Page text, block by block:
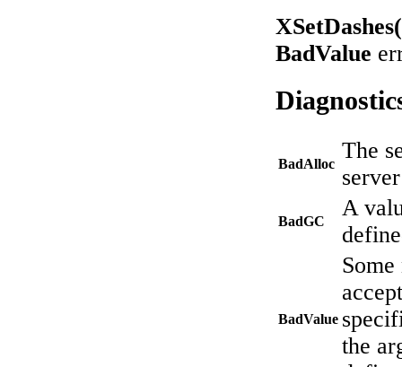
BadValue
BadAlloc
The
BadGC
A
BadValue
the